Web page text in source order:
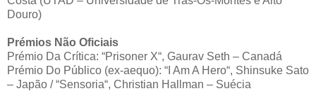
Douro)
Prémios Não Oficiais
Prémio Da Crítica: “Prisoner X“, Gaurav Seth – Canadá
Prémio Do Público (ex-aequo): “I Am A Hero“, Shinsuke Sato
– Japão / “Sensoria“, Christian Hallman – Suécia